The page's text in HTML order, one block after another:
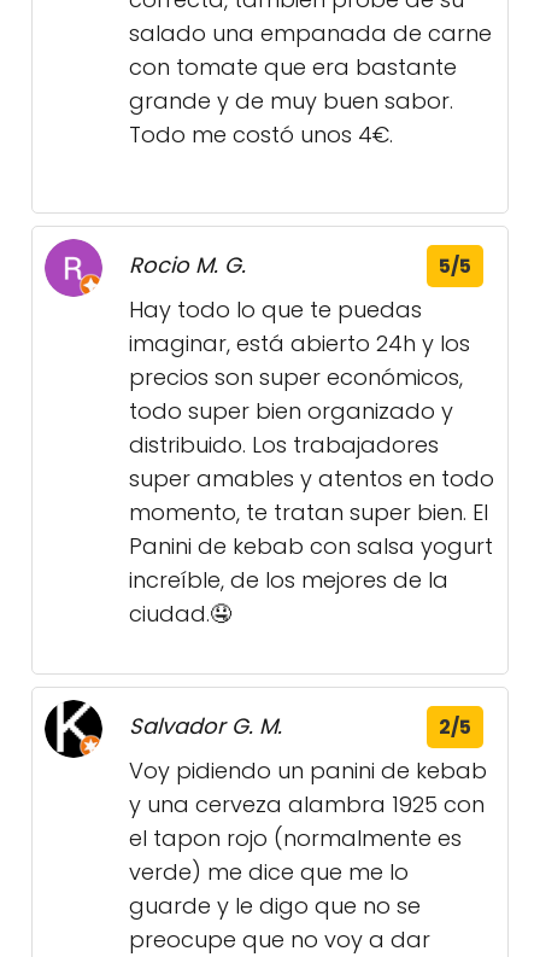
salado una empanada de carne
con tomate que era bastante
grande y de muy buen sabor.
Todo me costó unos 4€.
Rocio M. G. 5/5
Hay todo lo que te puedas
imaginar, está abierto 24h y los
precios son super económicos,
todo super bien organizado y
distribuido. Los trabajadores
super amables y atentos en todo
momento, te tratan super bien. El
Panini de kebab con salsa yogurt
increíble, de los mejores de la
ciudad.🤤
Salvador G. M. 2/5
Voy pidiendo un panini de kebab
y una cerveza alambra 1925 con
el tapon rojo (normalmente es
verde) me dice que me lo
guarde y le digo que no se
preocupe que no voy a dar